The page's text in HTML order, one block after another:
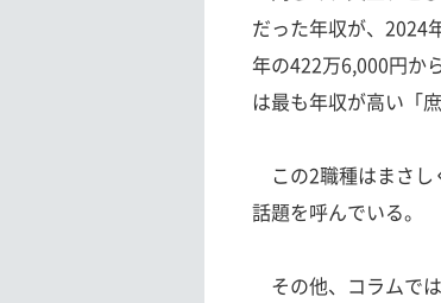
だった年収が、2024
年の422万6,000円か
は最も年収が高い「
この2職種はまさし
話題を呼んでいる。
その他、コラムで